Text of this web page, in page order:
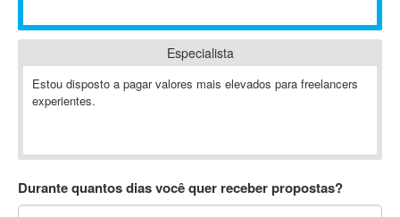
Ableton Push
Abstract
Abstract Window Toolkit (AWT)
Absynth
AC3
AccountMate
Especialista
Estou disposto a pagar valores mais elevados para freelancers
experientes.
Durante quantos dias você quer receber propostas?